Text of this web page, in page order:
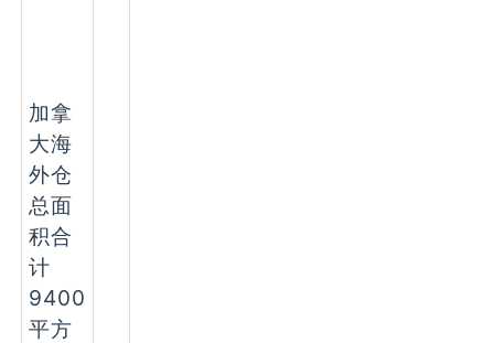
加拿
大海
外仓
总面
积合
计
9400
平方